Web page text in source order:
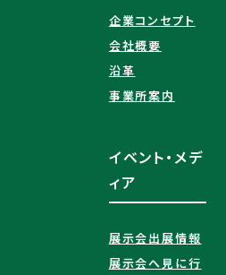
企業コンセプト
会社概要
沿革
事業所案内
イベント・メデ
ィア
展示会出展情報
展示会へ見に行